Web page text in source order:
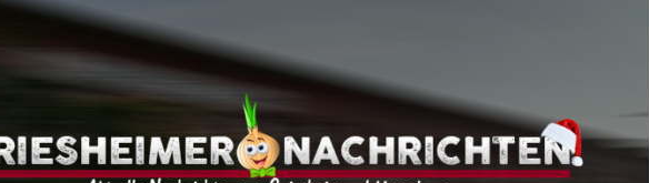
[ 6. August 2026 ]